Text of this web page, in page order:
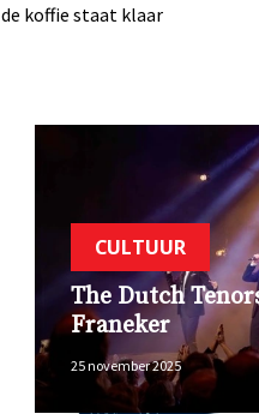
koffie staat klaar
CULTUUR
The Dutch
Franeker
25 november 2025